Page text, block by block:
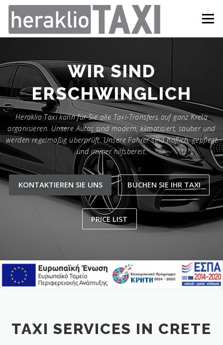
Zum
Inhalt
springen
Menü
WIR SIND
ERSCHWINGLICH
Heraklio Taxi kann für Sie alle Taxi-Transfers auf ganz Kreta
organisieren. Unsere Autos sind modern, klimatisiert, sauber und
werden regelmäßig überprüft. Unsere Fahrer sind höflich, gepflegt
und immer hilfsbereit.
KONTAKTIEREN SIE UNS BUCHEN SIE IHR TAXI
PRICE LIST
TAXI SERVICES IN CRETE